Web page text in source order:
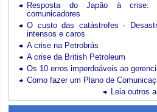
Resposta do Japão à crise:
comunicadores
O custo das catástrofes -
intensos e caros
A crise na Petrobrás
A crise da British Petroleum
Os 10 erros imperdoáveis ao
Como fazer um Plano de
Leia outros